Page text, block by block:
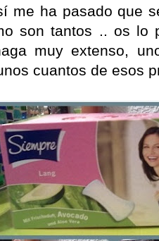
me ha pasado que
son tantos .. os lo
muy extenso,
cuantos de esos